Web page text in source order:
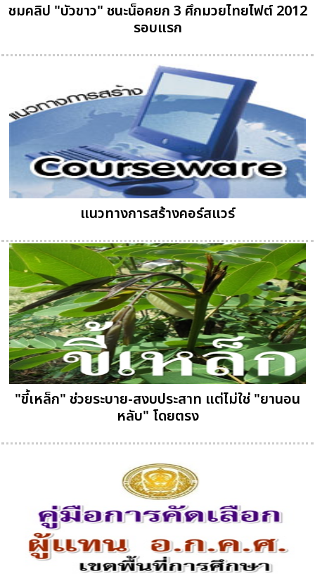
ชมคลิป "บัวขาว" ชนะน็อคยก 3 ศึกมวยไทยไฟต์ 2012
รอบแรก
แนวทางการสร้างคอร์สแวร์
"ขี้เหล็ก" ช่วยระบาย-สงบประสาท แต่ไม่ใช่ "ยานอน
หลับ" โดยตรง